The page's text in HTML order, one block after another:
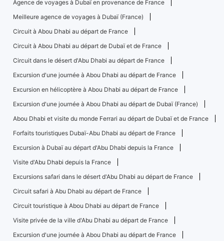
Agence de voyages à Dubaï en provenance de France
Meilleure agence de voyages à Dubaï (France)
Circuit à Abou Dhabi au départ de France
Circuit à Abou Dhabi au départ de Dubaï et de France
Circuit dans le désert d'Abu Dhabi au départ de France
Excursion d'une journée à Abou Dhabi au départ de France
Excursion en hélicoptère à Abou Dhabi au départ de France
Excursion d'une journée à Abou Dhabi au départ de Dubaï (France)
Abou Dhabi et visite du monde Ferrari au départ de Dubaï et de France
Forfaits touristiques Dubaï-Abu Dhabi au départ de France
Excursion à Dubaï au départ d'Abu Dhabi depuis la France
Visite d'Abu Dhabi depuis la France
Excursions safari dans le désert d'Abu Dhabi au départ de France
Circuit safari à Abu Dhabi au départ de France
Circuit touristique à Abou Dhabi au départ de France
Visite privée de la ville d'Abu Dhabi au départ de France
Excursion d'une journée à Abou Dhabi au départ de France